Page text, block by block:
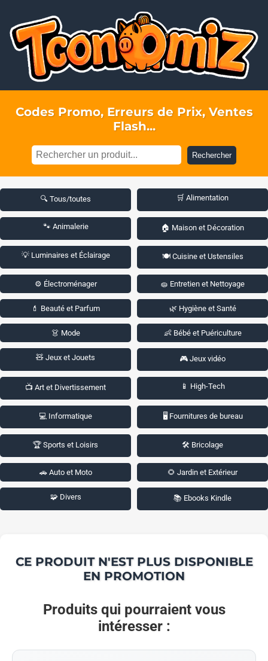
Codes Promo, Erreurs de Prix, Ventes
Flash...
Rechercher
🔍 Tous/toutes 🛒 Alimentation
🐾 Animalerie 🏠 Maison et Décoration
💡 Luminaires et Éclairage 🍽️ Cuisine et Ustensiles
⚙️ Électroménager 🧽 Entretien et Nettoyage
💄 Beauté et Parfum 🌿 Hygiène et Santé
👗 Mode 👶 Bébé et Puériculture
🧸 Jeux et Jouets 🎮 Jeux vidéo
📺 Art et Divertissement 📱 High-Tech
💻 Informatique 🖥️ Fournitures de bureau
🏆 Sports et Loisirs 🛠️ Bricolage
🚗 Auto et Moto 🌻 Jardin et Extérieur
🧩 Divers 📚 Ebooks Kindle
CE PRODUIT N'EST PLUS DISPONIBLE
EN PROMOTION
Produits qui pourraient vous
intéresser :